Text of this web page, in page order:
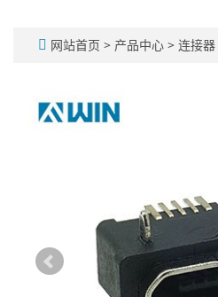
网站首页 > 产品中心 > 连接器